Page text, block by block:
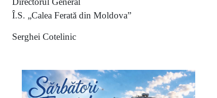
Î.S. „Calea Ferată din Moldova”
Serghei Cotelinic